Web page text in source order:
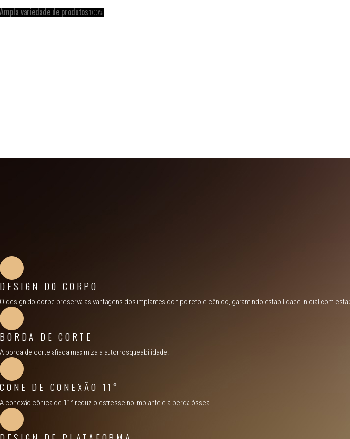
Ampla variedade de produtos100%
DESIGN DO CORPO
O design do corpo preserva as vantagens dos implantes do tipo reto e cônico, garantindo estabilidade inicial com
BORDA DE CORTE
A borda de corte afiada maximiza a autorrosqueabilidade.
CONE DE CONEXÃO 11°
A conexão cônica de 11° reduz o estresse no implante e a perda óssea.